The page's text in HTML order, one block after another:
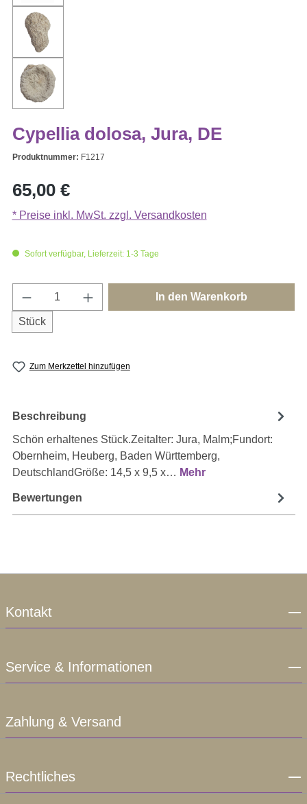
Cypellia dolosa, Jura, DE
Produktnummer: F1217
Regulärer Preis:
65,00 €
* Preise inkl. MwSt. zzgl. Versandkosten
Sofort verfügbar, Lieferzeit: 1-3 Tage
Produkt Anzahl: Gib den gewünschten
Stück
In den Warenkorb
Zum Merkzettel hinzufügen
Beschreibung
Schön erhaltenes Stück.Zeitalter: Jura, Malm;Fundort:
Obernheim, Heuberg, Baden Württemberg,
DeutschlandGröße: 14,5 x 9,5 x… Mehr
Bewertungen
Kontakt
Service & Informationen
Zahlung & Versand
Rechtliches